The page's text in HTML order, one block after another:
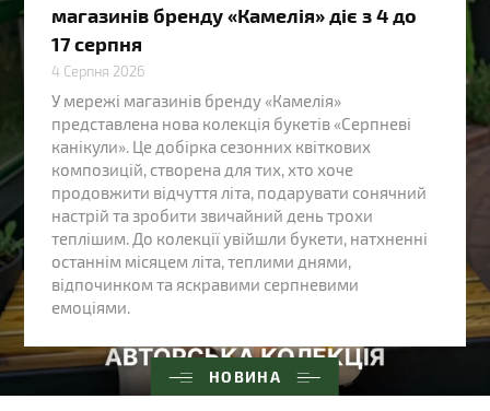
НОВИНА
магазинів бренду «Камелія» діє з 4 до
17 серпня
4 Серпня 2026
У мережі магазинів бренду «Камелія»
представлена нова колекція букетів «Серпневі
канікули». Це добірка сезонних квіткових
композицій, створена для тих, хто хоче
продовжити відчуття літа, подарувати сонячний
настрій та зробити звичайний день трохи
теплішим. До колекції увійшли букети, натхненні
останнім місяцем літа, теплими днями,
відпочинком та яскравими серпневими
емоціями.